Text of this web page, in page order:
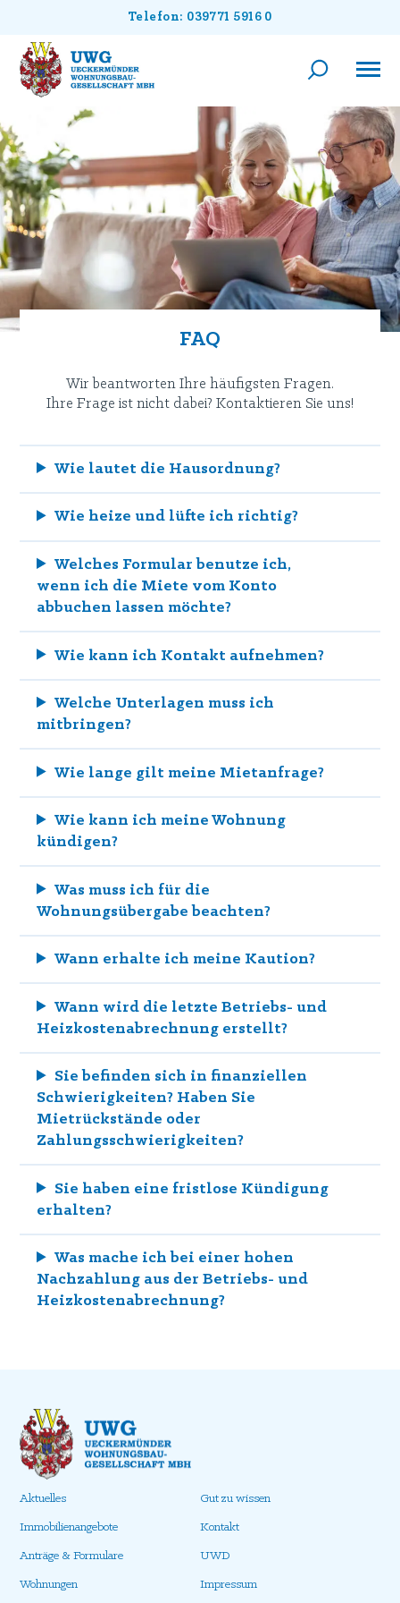
Telefon: 039771 5916 0
FAQ
Wir beantworten Ihre häufigsten Fragen.
Ihre Frage ist nicht dabei? Kontaktieren Sie uns!
Wie lautet die Hausordnung?
Wie heize und lüfte ich richtig?
Welches Formular benutze ich,
wenn ich die Miete vom Konto
abbuchen lassen möchte?
Wie kann ich Kontakt aufnehmen?
Welche Unterlagen muss ich
mitbringen?
Wie lange gilt meine Mietanfrage?
Wie kann ich meine Wohnung
kündigen?
Was muss ich für die
Wohnungsübergabe beachten?
Wann erhalte ich meine Kaution?
Wann wird die letzte Betriebs- und
Heizkostenabrechnung erstellt?
Sie befinden sich in finanziellen
Schwierigkeiten? Haben Sie
Mietrückstände oder
Zahlungsschwierigkeiten?
Sie haben eine fristlose Kündigung
erhalten?
Was mache ich bei einer hohen
Nachzahlung aus der Betriebs- und
Heizkostenabrechnung?
Aktuelles
Immobilienangebote
Anträge & Formulare
Wohnungen
Gut zu wissen
Kontakt
UWD
Impressum